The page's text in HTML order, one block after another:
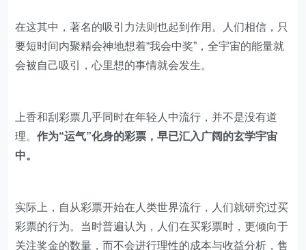
在这其中，著名的吸引力法则也起到作用。人们相信，只
要短时间内聚精会神地想着“我会中奖”，全宇宙的能量就
会被自己吸引，心里想的事情就会发生。
上香和刮彩票几乎同时在年轻人中流行，并不是没有道
理。作为“运气”化身的彩票，早已汇入广阔的玄学宇宙
中。
实际上，自从彩票开始在人类世界流行，人们就研究过买
彩票的行为。当时普遍认为，人们在买彩票时，更倾向于
关注奖金的数量，而不会进行理性的成本与收益分析，售